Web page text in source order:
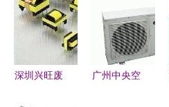
的服务与价
值
色循环之道
深圳兴旺废
广州中央空